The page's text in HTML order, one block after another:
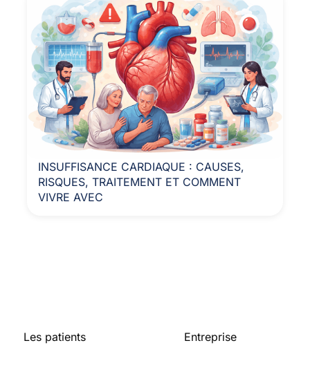
INSUFFISANCE CARDIAQUE : CAUSES,
RISQUES, TRAITEMENT ET COMMENT
VIVRE AVEC
Les patients
Entreprise